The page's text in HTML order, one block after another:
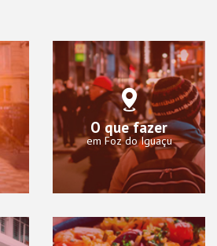
O que fazer
em Foz do Iguaçu